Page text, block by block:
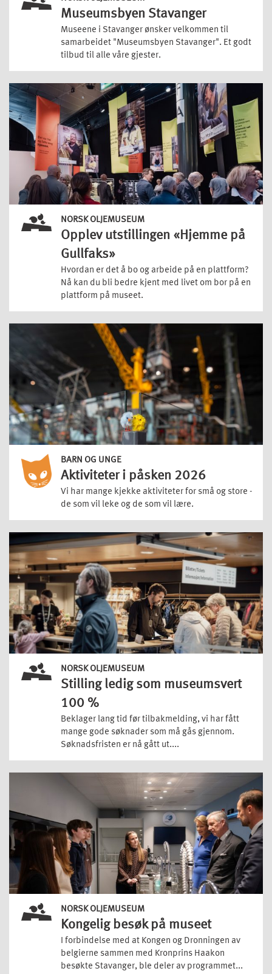
Museumsbyen Stavanger
Museene i Stavanger ønsker velkommen til
samarbeidet "Museumsbyen Stavanger". Et godt
tilbud til alle våre gjester.
NORSK OLJEMUSEUM
Opplev utstillingen «Hjemme på
Gullfaks»
Hvordan er det å bo og arbeide på en plattform?
Nå kan du bli bedre kjent med livet om bor på en
plattform på museet.
BARN OG UNGE
Aktiviteter i påsken 2026
Vi har mange kjekke aktiviteter for små og store -
de som vil leke og de som vil lære.
NORSK OLJEMUSEUM
Stilling ledig som museumsvert
100 %
Beklager lang tid før tilbakmelding, vi har fått
mange gode søknader som må gås gjennom.
Søknadsfristen er nå gått ut....
NORSK OLJEMUSEUM
Kongelig besøk på museet
I forbindelse med at Kongen og Dronningen av
belgierne sammen med Kronprins Haakon
besøkte Stavanger, ble deler av programmet...